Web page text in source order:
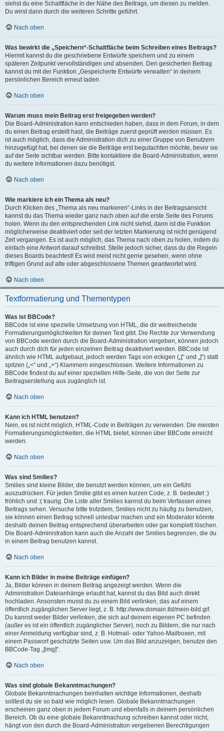
siehst du eine Schaltfläche in der Nähe des Beitrags, um diesen zu melden.
Du wirst dann durch die weiteren Schritte geführt.
Nach oben
Was bewirkt die „Speichern“-Schaltfläche beim Schreiben eines Beitrags?
Hiermit kannst du die geschriebene Entwürfe speichern und zu einem
späteren Zeitpunkt vervollständigen und absenden. Den gesicherten Beitrag
kannst du mit der Funktion „Gespeicherte Entwürfe verwalten“ in deinem
persönlichen Bereich erneut laden.
Nach oben
Warum muss mein Beitrag erst freigegeben werden?
Die Board-Administration kann entschieden haben, dass in dem Forum, in dem
du einen Beitrag erstellt hast, die Beiträge zuerst geprüft werden müssen. Es
ist auch möglich, dass die Administration dich zu einer Gruppe von Benutzern
hinzugefügt hat, bei denen sie die Beiträge erst begutachten möchte, bevor sie
auf der Seite sichtbar werden. Bitte kontaktiere die Board-Administration, wenn
du weitere Informationen dazu benötigst.
Nach oben
Wie markiere ich ein Thema als neu?
Durch Klicken des „Thema als neu markieren“-Links in der Beitragsansicht
kannst du das Thema wieder ganz nach oben auf die erste Seite des Forums
holen. Wenn du den entsprechenden Link nicht siehst, dann ist die Funktion
möglicherweise deaktiviert oder seit der letzten Markierung ist nicht genügend
Zeit vergangen. Es ist auch möglich, das Thema nach oben zu holen, indem du
einfach eine Antwort darauf schreibst. Stelle jedoch sicher, dass du die Regeln
dieses Boards beachtest! Es wird meist nicht gerne gesehen, wenn ohne
triftigen Grund auf alte oder abgeschlossene Themen geantwortet wird.
Nach oben
Textformatierung und Thementypen
Was ist BBCode?
BBCode ist eine spezielle Umsetzung von HTML, die dir weitreichende
Formatierungsmöglichkeiten für deinen Text gibt. Die Rechte zur Verwendung
von BBCode werden durch die Board-Administration vergeben, können jedoch
auch durch dich für jeden einzelnen Beitrag deaktiviert werden. BBCode ist
ähnlich wie HTML aufgebaut, jedoch werden Tags von eckigen („[“ und „]“) statt
spitzen („<“ und „>“) Klammern eingeschlossen. Weitere Informationen zu
BBCode findest du auf einer speziellen Hilfe-Seite, die von der Seite zur
Beitragserstellung aus zugänglich ist.
Nach oben
Kann ich HTML benutzen?
Nein, es ist nicht möglich, HTML-Code in Beiträgen zu verwenden. Die meisten
Formatierungsmöglichkeiten, die HTML bietet, können über BBCode erreicht
werden.
Nach oben
Was sind Smilies?
Smilies sind kleine Bilder, die benutzt werden können, um ein Gefühl
auszudrücken. Für jeden Smilie gibt es einen kurzen Code, z. B. bedeutet :)
fröhlich und :( traurig. Die Liste aller Smilies kannst du beim Verfassen eines
Beitrags sehen. Versuche bitte trotzdem, Smilies nicht zu häufig zu benutzen,
sie können einen Beitrag schnell unlesbar machen und ein Moderator könnte
deshalb deinen Beitrag entsprechend überarbeiten oder gar komplett löschen.
Die Board-Administration kann auch die Anzahl der Smilies begrenzen, die du
in einem Beitrag benutzen kannst.
Nach oben
Kann ich Bilder in meine Beiträge einfügen?
Ja, Bilder können in deinem Beitrag angezeigt werden. Wenn die
Administration Dateianhänge erlaubt hat, kannst du das Bild auch direkt
hochladen. Ansonsten musst du zu einem Bild verlinken, das auf einem
öffentlich zugänglichen Server liegt, z. B. http://www.domain.tld/mein-bild.gif.
Du kannst weder Bilder verlinken, die sich auf deinem eigenen PC befinden
(außer es ist ein öffentlich zugänglicher Server), noch zu Bildern, die nur nach
einer Anmeldung verfügbar sind, z. B. Hotmail- oder Yahoo-Mailboxen, mit
einem Passwort geschützte Seiten usw. Um das Bild anzuzeigen, benutze den
BBCode-Tag „[img]“.
Nach oben
Was sind globale Bekanntmachungen?
Globale Bekanntmachungen beinhalten wichtige Informationen, deshalb
solltest du sie so bald wie möglich lesen. Globale Bekanntmachungen
erscheinen ganz oben in jedem Forum und ebenfalls in deinem persönlichen
Bereich. Ob du eine globale Bekanntmachung schreiben kannst oder nicht,
hängt von den durch die Board-Administration vergebenen Berechtigungen